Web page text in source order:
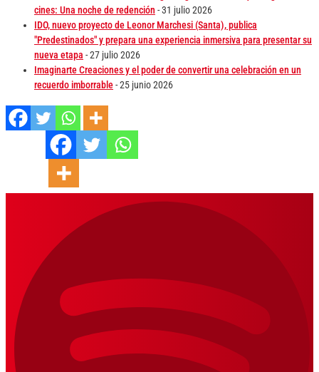
cines: Una noche de redención - 31 julio 2026
IDO, nuevo proyecto de Leonor Marchesi (Santa), publica
"Predestinados" y prepara una experiencia inmersiva para presentar su
nueva etapa - 27 julio 2026
Imaginarte Creaciones y el poder de convertir una celebración en un
recuerdo imborrable- 25 junio 2026